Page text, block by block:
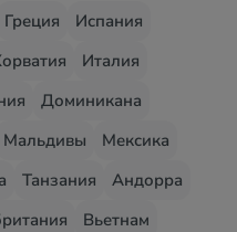
Греция
Испания
Италия
Доминикана
Мальдивы
Мексика
Танзания
Андорра
Вьетнам